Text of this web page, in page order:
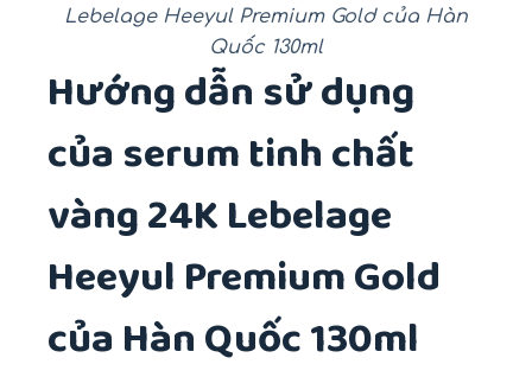
Lebelage Heeyul Premium Gold của Hàn
Quốc 130ml
Hướng dẫn sử dụng
của serum tinh chất
vàng 24K Lebelage
Heeyul Premium Gold
của Hàn Quốc 130ml